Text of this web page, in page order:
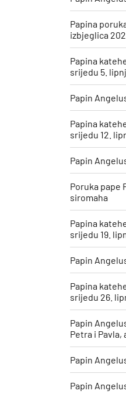
Papina
izbjeglica
Papina
srijedu 5.
Papin
Papina
srijedu 12.
Papin
Poruka pape
siromaha
Papina
srijedu 19.
Papin
Papina
srijedu 26.
Papin
Petra i Pavla,
Papin
Papin